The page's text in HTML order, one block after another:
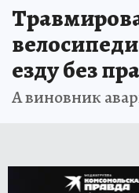
езду без
А виновник